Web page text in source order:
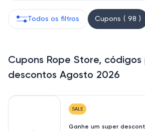
Todos os filtros Cupons ( 98 )
Cupons Rope Store,
descontos Agosto 2026
SALE
Ganhe um super